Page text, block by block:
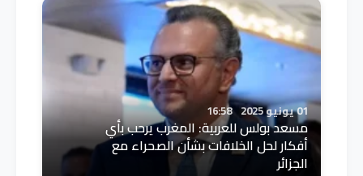
01 يونيو 2025 16:58
مسعد بولس للعربية: المغرب يرحب بأي
أفكار لحل الخلافات بشأن الصحراء مع
الجزائر